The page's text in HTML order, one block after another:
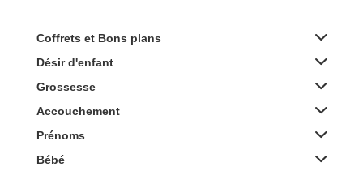
Coffrets et Bons plans
Désir d'enfant
Grossesse
Accouchement
Prénoms
Bébé